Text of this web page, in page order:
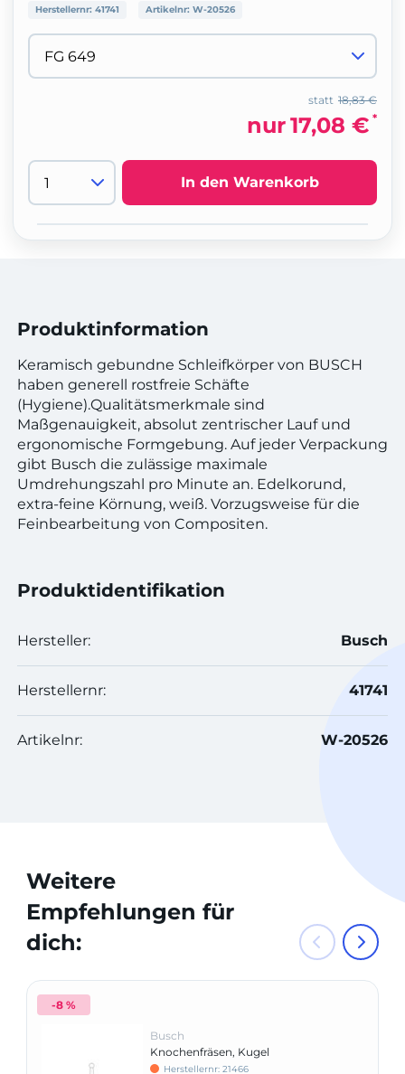
Herstellernr: 41741 Artikelnr: W-20526
18,83 €
statt
nur17,08 € *
In den Warenkorb
Produktinformation
Keramisch gebundne Schleifkörper von BUSCH
haben generell rostfreie Schäfte
(Hygiene).Qualitätsmerkmale sind
Maßgenauigkeit, absolut zentrischer Lauf und
ergonomische Formgebung. Auf jeder Verpackung
gibt Busch die zulässige maximale
Umdrehungszahl pro Minute an. Edelkorund,
extra-feine Körnung, weiß. Vorzugsweise für die
Feinbearbeitung von Compositen.
Produktidentifikation
Hersteller: Busch
Herstellernr: 41741
Artikelnr: W-20526
Weitere
Empfehlungen für
dich:
-8 %
Busch
Knochenfräsen, Kugel
Herstellernr: 21466